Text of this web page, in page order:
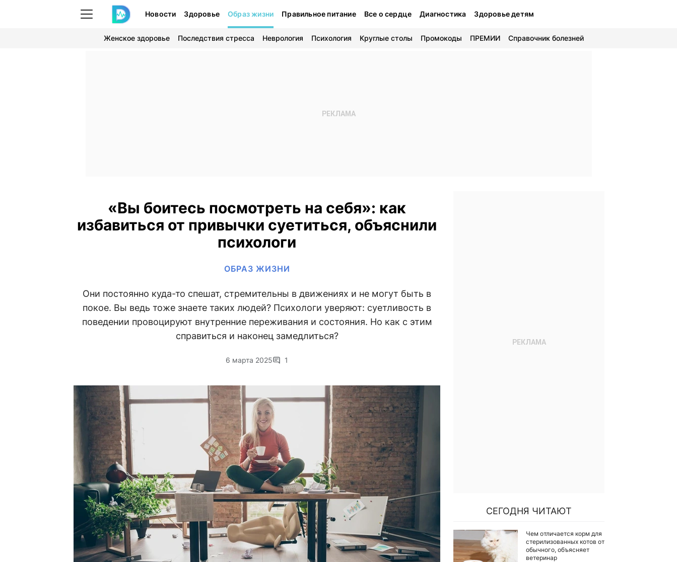
Новости Здоровье Образ жизни Правильное питание Все о сердце Диагностика Здоровье детям
Женское здоровье Последствия стресса Неврология Психология Круглые столы Промокоды ПРЕМИИ Справочник болезней
«Вы боитесь посмотреть на себя»: как
избавиться от привычки суетиться, объяснили
психологи
ОБРАЗ ЖИЗНИ
Они постоянно куда-то спешат, стремительны в движениях и не могут быть в
покое. Вы ведь тоже знаете таких людей? Психологи уверяют: суетливость в
поведении провоцируют внутренние переживания и состояния. Но как с этим
справиться и наконец замедлиться?
6 марта 2025 1
СЕГОДНЯ ЧИТАЮТ
Чем отличается корм для
стерилизованных котов от
обычного, объясняет
ветеринар